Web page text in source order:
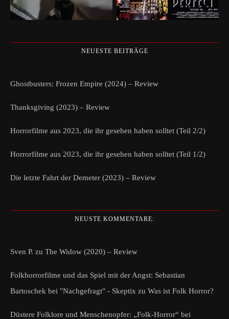
NEUESTE BEITRÄGE
Ghostbusters: Frozen Empire (2024) – Review
Thanksgiving (2023) – Review
Horrorfilme aus 2023, die ihr gesehen haben solltet (Teil 2/2)
Horrorfilme aus 2023, die ihr gesehen haben solltet (Teil 1/2)
Die letzte Fahrt der Demeter (2023) – Review
NEUSTE KOMMENTARE:
Sven P. zu The Widow (2020) – Review
Folkhorrorfilme und das Spiel mit der Angst: Sebastian
Bartoschek bei "Nachgefragt" - Skeptix zu Was ist Folk Horror?
Düstere Folklore und Menschenopfer: „Folk-Horror“ bei